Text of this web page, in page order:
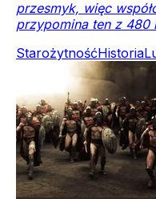
przesmyk, więc
przypomina ten z 480
StarożytnośćHistoria